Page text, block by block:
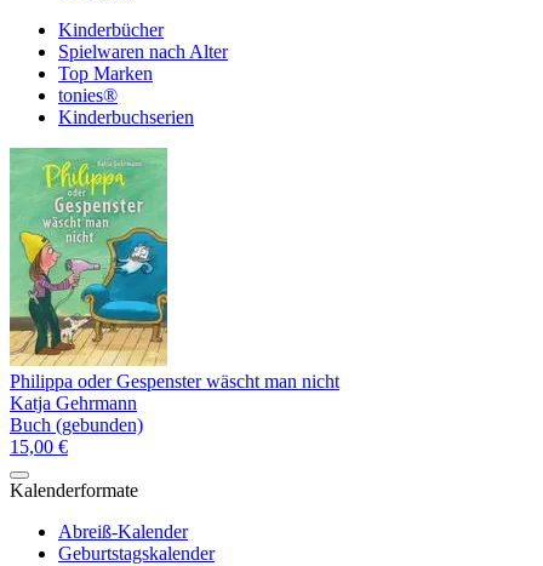
Kinderbücher
Spielwaren nach Alter
Top Marken
tonies®
Kinderbuchserien
Philippa oder Gespenster wäscht man nicht
Katja Gehrmann
Buch (gebunden)
15,00 €
Kalenderformate
Abreiß-Kalender
Geburtstagskalender